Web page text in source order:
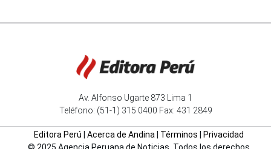
Av. Alfonso Ugarte 873 Lima 1
Teléfono: (51-1) 315 0400 Fax: 431 2849
Editora Perú Acerca de Andina| Términos
Privacidad